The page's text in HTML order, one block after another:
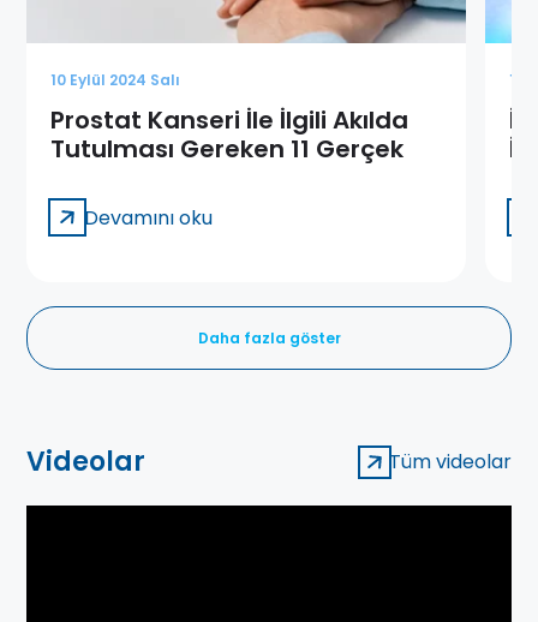
10 Eylül 2024 Salı
Prostat Kanseri İle İlgili Akılda
Tutulması Gereken 11 Gerçek
Devamını oku
17
Daha fazla göster
Videolar Tüm videolar